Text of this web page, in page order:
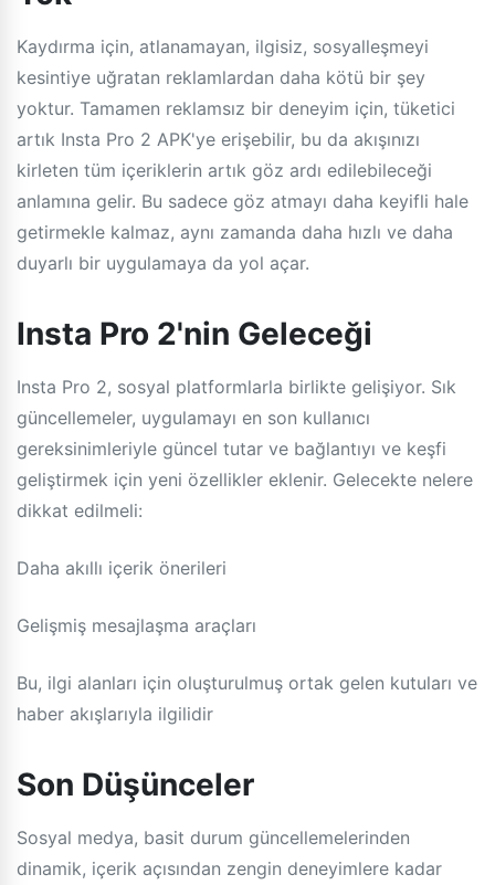
Kaydırma için, atlanamayan, ilgisiz, sosyalleşmeyi
kesintiye uğratan reklamlardan daha kötü bir şey
yoktur. Tamamen reklamsız bir deneyim için, tüketici
artık Insta Pro 2 APK'ye erişebilir, bu da akışınızı
kirleten tüm içeriklerin artık göz ardı edilebileceği
anlamına gelir. Bu sadece göz atmayı daha keyifli hale
getirmekle kalmaz, aynı zamanda daha hızlı ve daha
duyarlı bir uygulamaya da yol açar.
Insta Pro 2'nin Geleceği
Insta Pro 2, sosyal platformlarla birlikte gelişiyor. Sık
güncellemeler, uygulamayı en son kullanıcı
gereksinimleriyle güncel tutar ve bağlantıyı ve keşfi
geliştirmek için yeni özellikler eklenir. Gelecekte nelere
dikkat edilmeli:
Daha akıllı içerik önerileri
Gelişmiş mesajlaşma araçları
Bu, ilgi alanları için oluşturulmuş ortak gelen kutuları ve
haber akışlarıyla ilgilidir
Son Düşünceler
Sosyal medya, basit durum güncellemelerinden
dinamik, içerik açısından zengin deneyimlere kadar